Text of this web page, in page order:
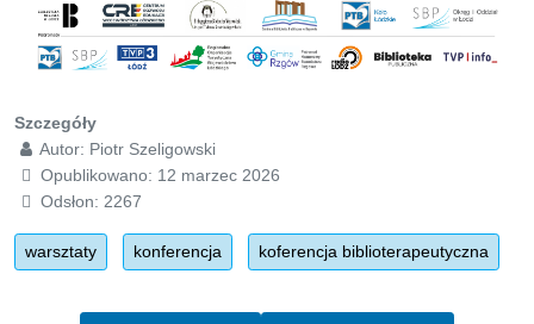
Szczegóły
Autor: Piotr Szeligowski
Opublikowano: 12 marzec 2026
Odsłon: 2267
warsztaty konferencja koferencja biblioterapeutyczna